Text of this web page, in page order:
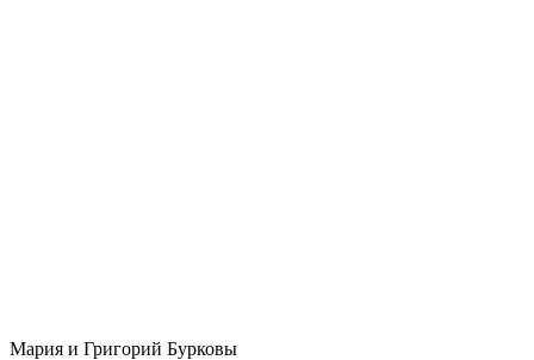
Мария и Григорий Бурковы